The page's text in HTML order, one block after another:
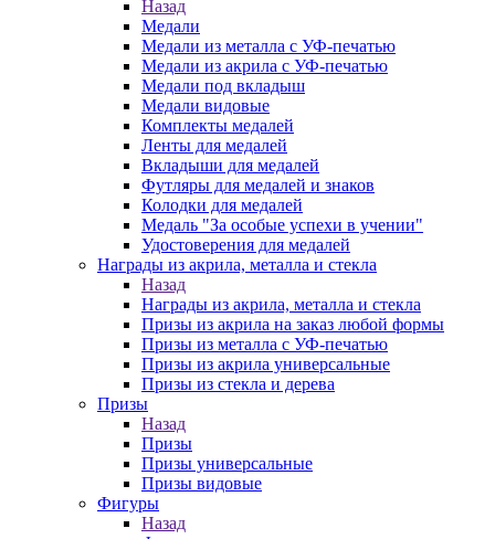
Назад
Медали
Медали из металла с УФ-печатью
Медали из акрила с УФ-печатью
Медали под вкладыш
Медали видовые
Комплекты медалей
Ленты для медалей
Вкладыши для медалей
Футляры для медалей и знаков
Колодки для медалей
Медаль "За особые успехи в учении"
Удостоверения для медалей
Награды из акрила, металла и стекла
Назад
Награды из акрила, металла и стекла
Призы из акрила на заказ любой формы
Призы из металла с УФ-печатью
Призы из акрила универсальные
Призы из стекла и дерева
Призы
Назад
Призы
Призы универсальные
Призы видовые
Фигуры
Назад